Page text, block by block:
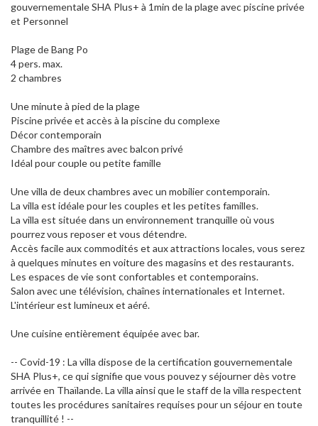
gouvernementale SHA Plus+ à 1min de la plage avec piscine privée
et Personnel
Plage de Bang Po
4 pers. max.
2 chambres
Une minute à pied de la plage
Piscine privée et accès à la piscine du complexe
Décor contemporain
Chambre des maîtres avec balcon privé
Idéal pour couple ou petite famille
Une villa de deux chambres avec un mobilier contemporain.
La villa est idéale pour les couples et les petites familles.
La villa est située dans un environnement tranquille où vous
pourrez vous reposer et vous détendre.
Accès facile aux commodités et aux attractions locales, vous serez
à quelques minutes en voiture des magasins et des restaurants.
Les espaces de vie sont confortables et contemporains.
Salon avec une télévision, chaînes internationales et Internet.
L'intérieur est lumineux et aéré.
Une cuisine entièrement équipée avec bar.
-- Covid-19 : La villa dispose de la certification gouvernementale
SHA Plus+, ce qui signifie que vous pouvez y séjourner dès votre
arrivée en Thaïlande. La villa ainsi que le staff de la villa respectent
toutes les procédures sanitaires requises pour un séjour en toute
tranquillité ! --